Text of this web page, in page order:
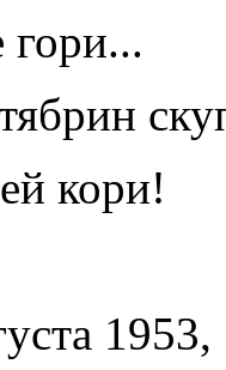
гори...
кори!
1953,